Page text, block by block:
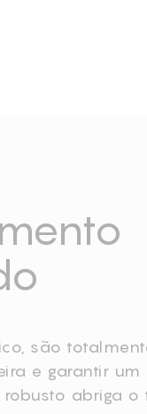
são
e garantir um
abriga o